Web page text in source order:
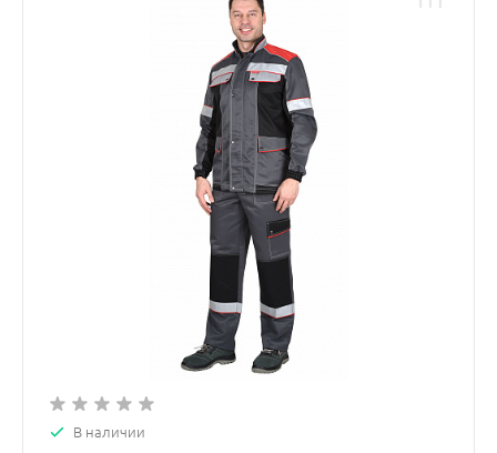
В наличии